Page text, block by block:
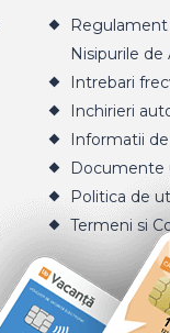
Regulament
Nisipurile de
Intrebari
Inchirieri
Informatii
Documente
Politica de
Termeni si